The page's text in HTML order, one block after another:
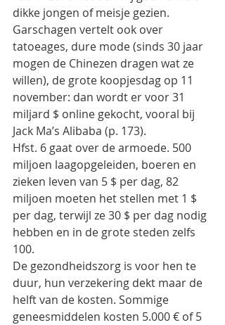
dikke jongen of meisje gezien.
Garschagen vertelt ook over
tatoeages, dure mode (sinds 30 jaar
mogen de Chinezen dragen wat ze
willen), de grote koopjesdag op 11
november: dan wordt er voor 31
miljard $ online gekocht, vooral bij
Jack Ma’s Alibaba (p. 173).
Hfst. 6 gaat over de armoede. 500
miljoen laagopgeleiden, boeren en
zieken leven van 5 $ per dag, 82
miljoen moeten het stellen met 1 $
per dag, terwijl ze 30 $ per dag nodig
hebben en in de grote steden zelfs
100.
De gezondheidszorg is voor hen te
duur, hun verzekering dekt maar de
helft van de kosten. Sommige
geneesmiddelen kosten 5.000 € of 5